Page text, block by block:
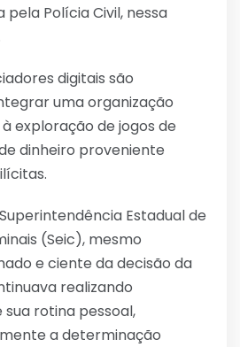
Polícia Civil, nessa
digitais são
uma organização
exploração de jogos de
dinheiro proveniente
Estadual de
(Seic), mesmo
e ciente da decisão da
realizando
rotina pessoal,
a determinação